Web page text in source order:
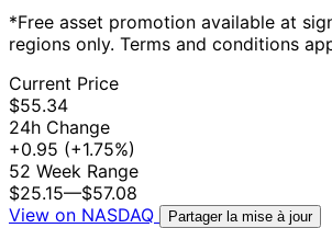
*Free asset promotion available at
regions only. Terms and conditions
Current Price
$55.34
24h Change
+0.95 (+1.75%)
52 Week Range
$25.15—$57.08
View on NASDAQ
Partager la mise à jour